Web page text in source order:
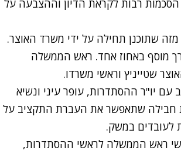
רבות לקראת הדיון וההצבעה על
שתוכנן תחילה על ידי משרד האוצר.
מוסף באחוז אחד. ראש הממשלה
שטייניץ וראשי משרדו.
יו"ר ההסתדרות, עופר עיני ונשיא
חבילה שתאפשר את העברת התקציב על
לעובדים במשק.
ראש הממשלה לראשי ההסתדרות,